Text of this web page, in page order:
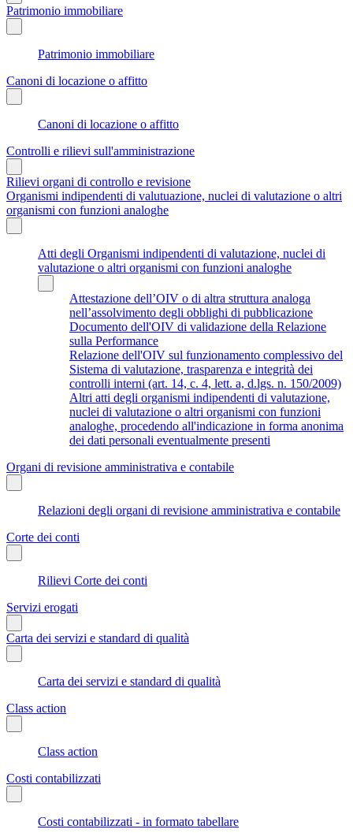
Patrimonio immobiliare
Patrimonio immobiliare
Canoni di locazione o affitto
Canoni di locazione o affitto
Controlli e rilievi sull'amministrazione
Rilievi organi di controllo e revisione
Organismi indipendenti di valutuazione, nuclei di valutazione o altri
organismi con funzioni analoghe
Atti degli Organismi indipendenti di valutazione, nuclei di
valutazione o altri organismi con funzioni analoghe
Attestazione dell’OIV o di altra struttura analoga
nell’assolvimento degli obblighi di pubblicazione
Documento dell'OIV di validazione della Relazione
sulla Performance
Relazione dell'OIV sul funzionamento complessivo del
Sistema di valutazione, trasparenza e integrità dei
controlli interni (art. 14, c. 4, lett. a, d.lgs. n. 150/2009)
Altri atti degli organismi indipendenti di valutazione,
nuclei di valutazione o altri organismi con funzioni
analoghe, procedendo all'indicazione in forma anonima
dei dati personali eventualmente presenti
Organi di revisione amministrativa e contabile
Relazioni degli organi di revisione amministrativa e contabile
Corte dei conti
Rilievi Corte dei conti
Servizi erogati
Carta dei servizi e standard di qualità
Carta dei servizi e standard di qualità
Class action
Class action
Costi contabilizzati
Costi contabilizzati - in formato tabellare